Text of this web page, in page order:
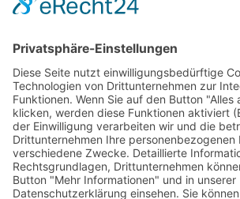
Web-Authentifizierung